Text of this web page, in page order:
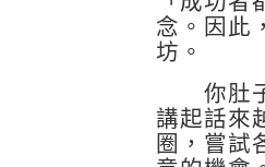
念。因此
坊。
你肚子
講起話來
圈，嘗試